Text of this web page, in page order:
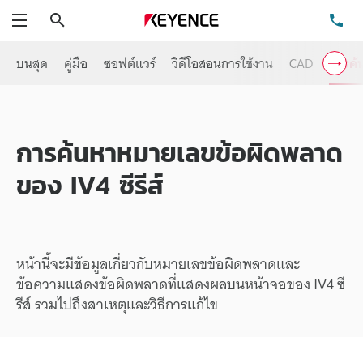
บนสุด คู่มือ ซอฟต์แวร์ วิดีโอสอนการใช้งาน CAD การค้
การค้นหาหมายเลขข้อผิดพลาด
ของ IV4 ซีรีส์
หน้านี้จะมีข้อมูลเกี่ยวกับหมายเลขข้อผิดพลาดและ
ข้อความแสดงข้อผิดพลาดที่แสดงผลบนหน้าจอของ IV4 ซี
รีส์ รวมไปถึงสาเหตุและวิธีการแก้ไข